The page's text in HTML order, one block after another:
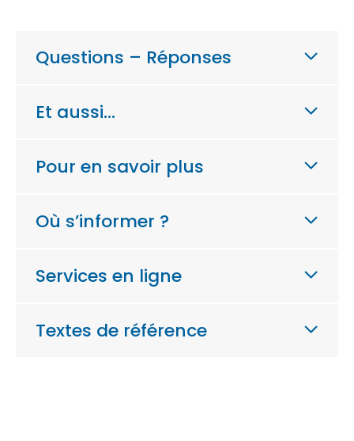
Questions – Réponses
Et aussi…
Pour en savoir plus
Où s’informer ?
Services en ligne
Textes de référence